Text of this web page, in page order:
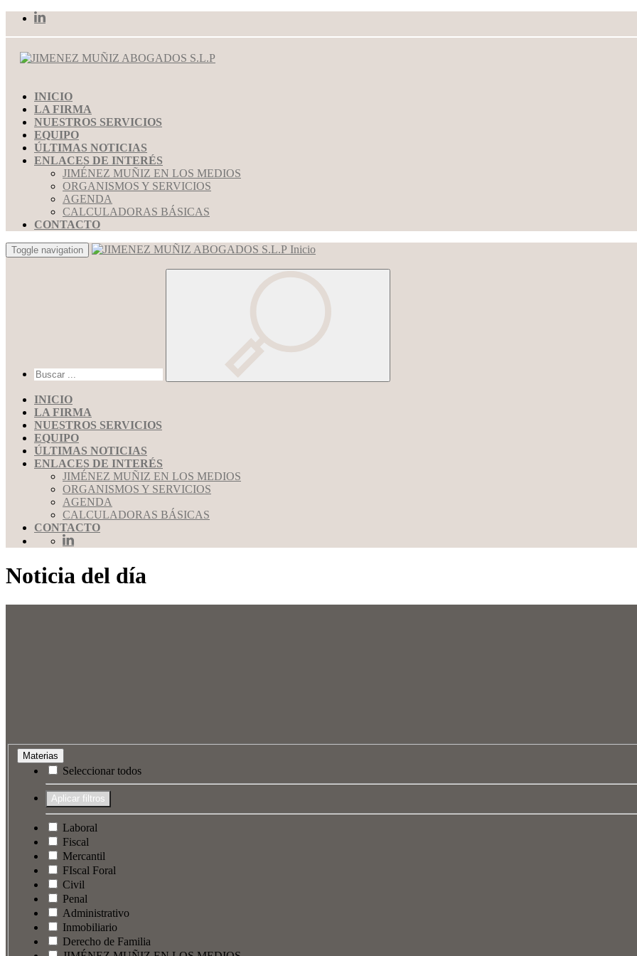
INICIO
LA FIRMA
NUESTROS SERVICIOS
EQUIPO
ÚLTIMAS NOTICIAS
ENLACES DE INTERÉS
JIMÉNEZ MUÑIZ EN LOS MEDIOS
ORGANISMOS Y SERVICIOS
AGENDA
CALCULADORAS BÁSICAS
CONTACTO
Toggle navigation Inicio
INICIO
LA FIRMA
NUESTROS SERVICIOS
EQUIPO
ÚLTIMAS NOTICIAS
ENLACES DE INTERÉS
JIMÉNEZ MUÑIZ EN LOS MEDIOS
ORGANISMOS Y SERVICIOS
AGENDA
CALCULADORAS BÁSICAS
CONTACTO
Noticia del día
Materias
Seleccionar todos
Laboral
Fiscal
Mercantil
FIscal Foral
Civil
Penal
Administrativo
Inmobiliario
Derecho de Familia